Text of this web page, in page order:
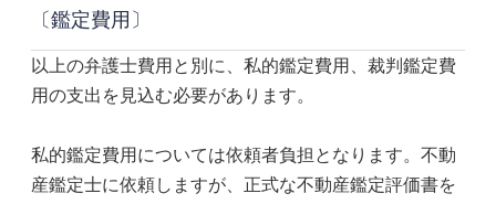
〔鑑定費用〕
以上の弁護士費用と別に、私的鑑定費用、裁判鑑定費
用の支出を見込む必要があります。
私的鑑定費用については依頼者負担となります。不動
産鑑定士に依頼しますが、正式な不動産鑑定評価書を